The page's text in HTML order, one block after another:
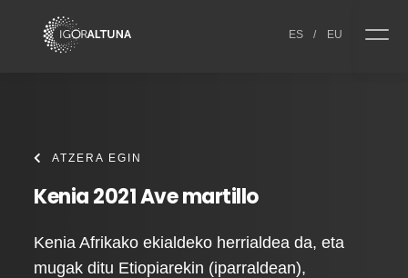
ES / EU
ATZERA EGIN
Kenia 2021 Ave martillo
Kenia Afrikako ekialdeko herrialdea da, eta
mugak ditu Etiopiarekin (iparraldean),